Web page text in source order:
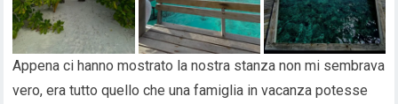
Appena ci hanno mostrato la nostra stanza non mi sembrava
vero, era tutto quello che una famiglia in vacanza potesse